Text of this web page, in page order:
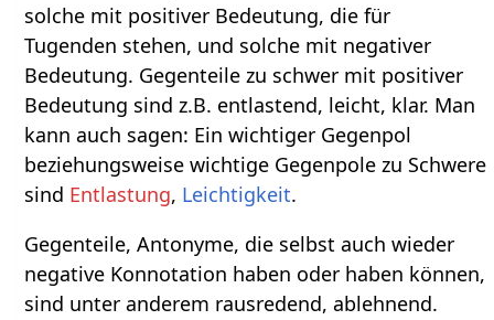
solche mit positiver Bedeutung, die für
Tugenden stehen, und solche mit negativer
Bedeutung. Gegenteile zu schwer mit positiver
Bedeutung sind z.B. entlastend, leicht, klar. Man
kann auch sagen: Ein wichtiger Gegenpol
beziehungsweise wichtige Gegenpole zu Schwere
sind Entlastung, Leichtigkeit.
Gegenteile, Antonyme, die selbst auch wieder
negative Konnotation haben oder haben können,
sind unter anderem rausredend, ablehnend.